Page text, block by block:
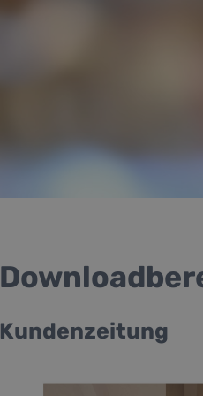
Kundenzeitung